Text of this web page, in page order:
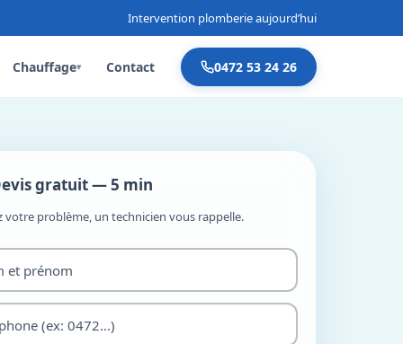
Intervention plomberie aujourd’hui
Chauffage▾ Contact 0472 53 24 26
gratuit — 5 min
votre problème, un technicien vous rappelle.